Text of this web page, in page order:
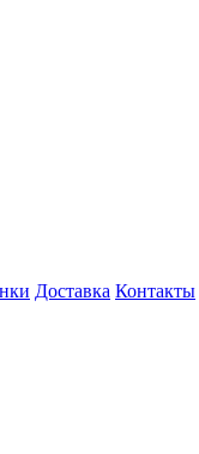
Доставка Контакты